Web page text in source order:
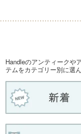
Handleのアンティークや
テムをカテゴリー別に選